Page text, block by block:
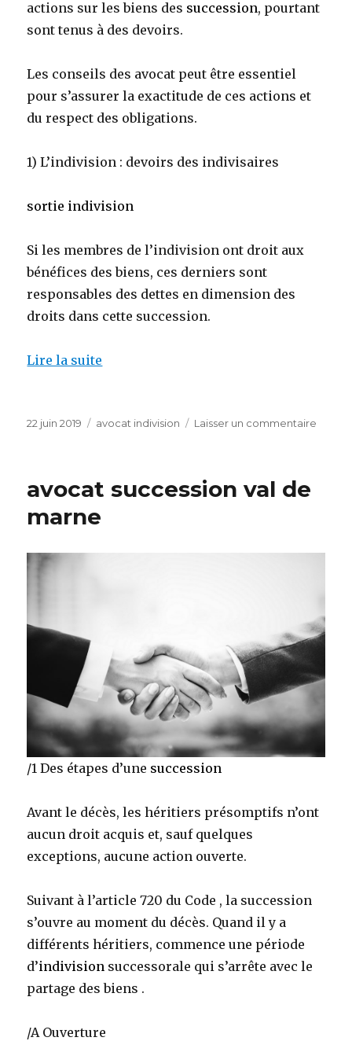
actions sur les biens des succession, pourtant
sont tenus à des devoirs.
Les conseils des avocat peut être essentiel
pour s’assurer la exactitude de ces actions et
du respect des obligations.
1) L’indivision : devoirs des indivisaires
sortie indivision
Si les membres de l’indivision ont droit aux
bénéfices des biens, ces derniers sont
responsables des dettes en dimension des
droits dans cette succession.
Lire la suite
Publié
22 juin 2019 Catégories
avocat indivision Laisser un commentaire
avocat succession val de
marne
/1 Des étapes d’une succession
Avant le décès, les héritiers présomptifs n’ont
aucun droit acquis et, sauf quelques
exceptions, aucune action ouverte.
Suivant à l’article 720 du Code , la succession
s’ouvre au moment du décès. Quand il y a
différents héritiers, commence une période
d’indivision successorale qui s’arrête avec le
partage des biens .
/A Ouverture